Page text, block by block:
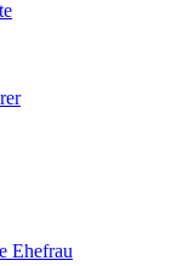
Ehefrau